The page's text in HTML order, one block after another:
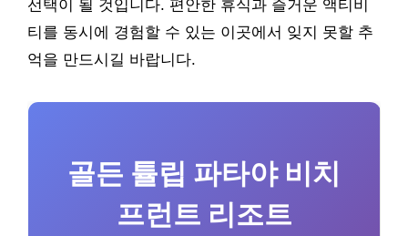
선택이 될 것입니다. 편안한 휴식과 즐거운 액티비
티를 동시에 경험할 수 있는 이곳에서 잊지 못할 추
억을 만드시길 바랍니다.
골든 튤립 파타야 비치
프런트 리조트